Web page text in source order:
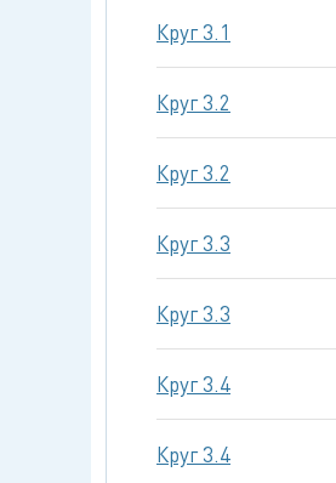
Круг 3.1
Круг 3.2
Круг 3.2
Круг 3.3
Круг 3.3
Круг 3.4
Круг 3.4